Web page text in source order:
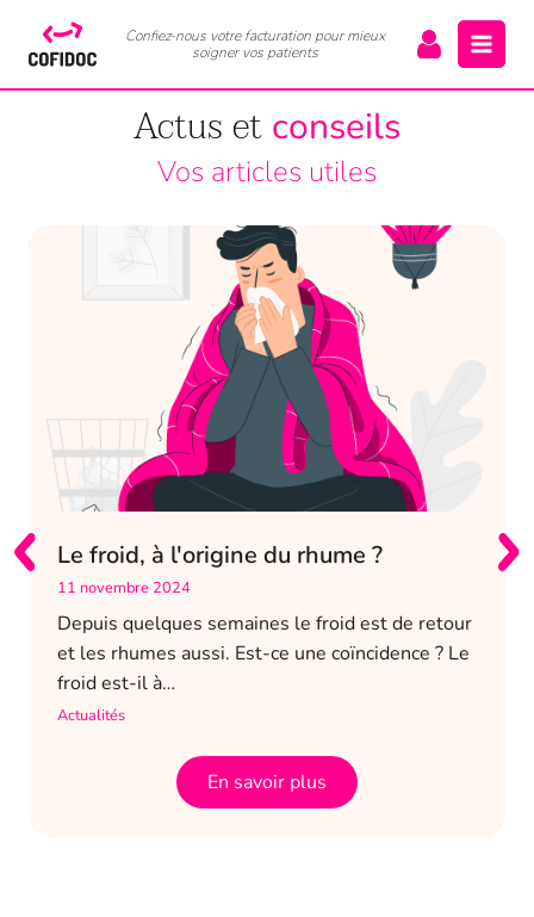
Confiez-nous votre facturation pour mieux
soigner vos patients
Actus et conseils
Vos articles utiles
Le froid, à l'origine du rhume ?
11 novembre 2024
Depuis quelques semaines le froid est de retour
et les rhumes aussi. Est-ce une coïncidence ? Le
froid est-il à…
Actualités
En savoir plus